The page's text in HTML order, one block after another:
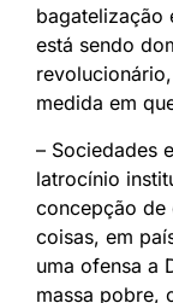
bagatelização
está sendo
medida em
– Sociedades
latrocínio
concepção de
coisas, em
uma ofensa a
massa pobre,